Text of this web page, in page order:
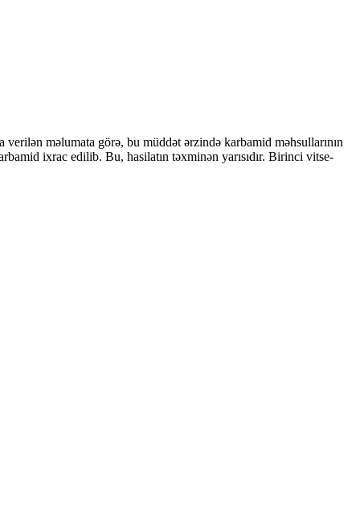
məlumata görə, bu müddət ərzində karbamid məhsullarının
ixrac edilib. Bu, hasilatın təxminən yarısıdır. Birinci vitse-